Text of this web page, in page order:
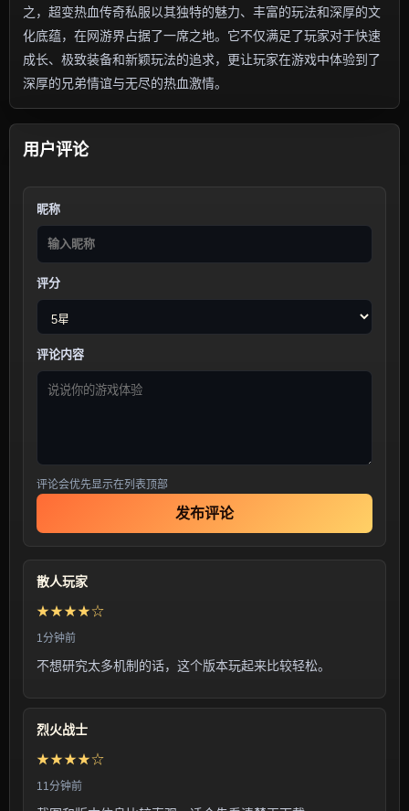
之，超变热血传奇私服以其独特的魅力、丰富的玩法和深厚的文
化底蕴，在网游界占据了一席之地。它不仅满足了玩家对于快速
成长、极致装备和新颖玩法的追求，更让玩家在游戏中体验到了
深厚的兄弟情谊与无尽的热血激情。
用户评论
昵称
评分
评论内容
评论会优先显示在列表顶部
发布评论
散人玩家
★★★★☆
1分钟前
不想研究太多机制的话，这个版本玩起来比较轻松。
烈火战士
★★★★☆
11分钟前